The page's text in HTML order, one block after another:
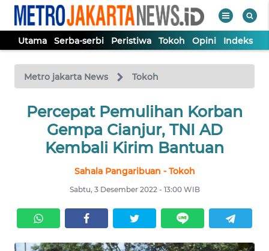
Utama Serba-serbi Peristiwa Tokoh Opini Indeks
Metro jakarta News Tokoh
Percepat Pemulihan Korban
Gempa Cianjur, TNI AD
Kembali Kirim Bantuan
Sahala Pangaribuan - Tokoh
Sabtu, 3 Desember 2022 - 13:00 WIB
TV
Tutup
UTAMA
SERBA-
TOKOH